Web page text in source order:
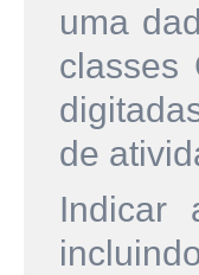
uma
classes
de
Indicar